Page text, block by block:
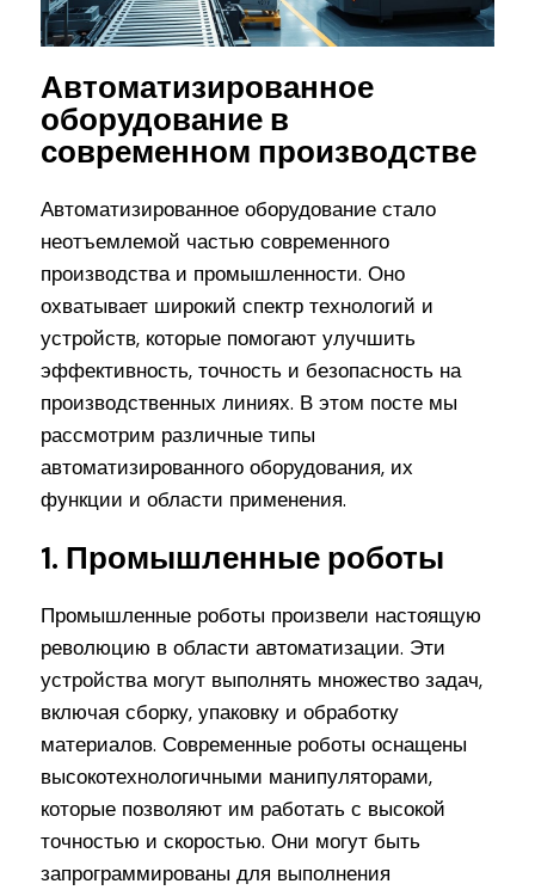
Автоматизированное
оборудование в
современном производстве
Автоматизированное оборудование стало
неотъемлемой частью современного
производства и промышленности. Оно
охватывает широкий спектр технологий и
устройств, которые помогают улучшить
эффективность, точность и безопасность на
производственных линиях. В этом посте мы
рассмотрим различные типы
автоматизированного оборудования, их
функции и области применения.
1. Промышленные роботы
Промышленные роботы произвели настоящую
революцию в области автоматизации. Эти
устройства могут выполнять множество задач,
включая сборку, упаковку и обработку
материалов. Современные роботы оснащены
высокотехнологичными манипуляторами,
которые позволяют им работать с высокой
точностью и скоростью. Они могут быть
запрограммированы для выполнения